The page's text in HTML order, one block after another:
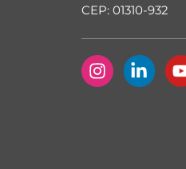
CEP: 01310-932